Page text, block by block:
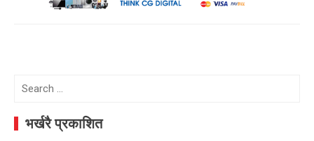
Search
भर्खरै प्रकाशित